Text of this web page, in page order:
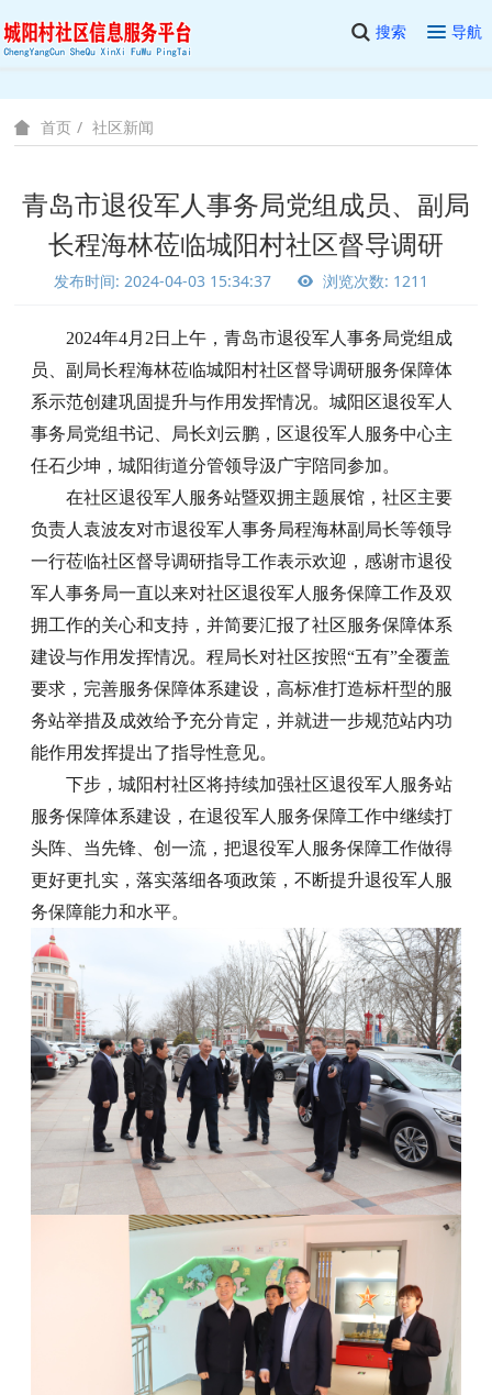
搜索 导航
首页 社区新闻
青岛市退役军人事务局党组成员、副局
长程海林莅临城阳村社区督导调研
发布时间: 2024-04-03 15:34:37 浏览次数: 1211
2024年4月2日上午，青岛市退役军人事务局党组成
员、副局长程海林莅临城阳村社区督导调研服务保障体
系示范创建巩固提升与作用发挥情况。城阳区退役军人
事务局党组书记、局长刘云鹏，区退役军人服务中心主
任石少坤，城阳街道分管领导汲广宇陪同参加。
在社区退役军人服务站暨双拥主题展馆，社区主要
负责人袁波友对市退役军人事务局程海林副局长等领导
一行莅临社区督导调研指导工作表示欢迎，感谢市退役
军人事务局一直以来对社区退役军人服务保障工作及双
拥工作的关心和支持，并简要汇报了社区服务保障体系
建设与作用发挥情况。程局长对社区按照“五有”全覆盖
要求，完善服务保障体系建设，高标准打造标杆型的服
务站举措及成效给予充分肯定，并就进一步规范站内功
能作用发挥提出了指导性意见。
下步，城阳村社区将持续加强社区退役军人服务站
服务保障体系建设，在退役军人服务保障工作中继续打
头阵、当先锋、创一流，把退役军人服务保障工作做得
更好更扎实，落实落细各项政策，不断提升退役军人服
务保障能力和水平。